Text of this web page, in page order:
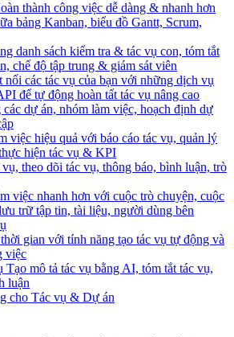
thành công việc dễ dàng & nhanh hơn
bảng Kanban, biểu đồ Gantt, Scrum,
danh sách kiểm tra & tác vụ con, tóm tắt
chế độ tập trung & giám sát viên
nối các tác vụ của bạn với những dịch vụ
để tự động hoàn tất tác vụ nâng cao
các dự án, nhóm làm việc, hoạch định dự
việc hiệu quả với báo cáo tác vụ, quản lý
hiện tác vụ & KPI
vụ, theo dõi tác vụ, thông báo, bình luận, trò
việc nhanh hơn với cuộc trò chuyện, cuộc
trữ tập tin, tài liệu, người dùng bên
gian với tính năng tạo tác vụ tự động và
việc
Tạo mô tả tác vụ bằng AI, tóm tắt tác vụ,
luận
cho Tác vụ & Dự án